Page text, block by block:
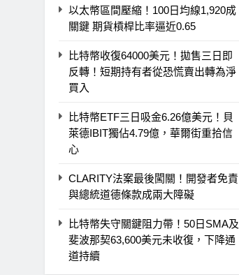
以太幣區間壓縮！100日均線1,920成
關鍵 期貨槓桿比率逼近0.65
比特幣收復64000美元！拋售三日即
反轉！短期持有者從恐慌賣出轉為淨
買入
比特幣ETF三日吸金6.26億美元！貝
萊德IBIT獨佔4.79億，華爾街重拾信
心
CLARITY法案最後闖關！開發者免責
與總統道德條款成兩大障礙
比特幣失守關鍵阻力帶！50日SMA及
斐波那契63,600美元未收復，下降通
道持續